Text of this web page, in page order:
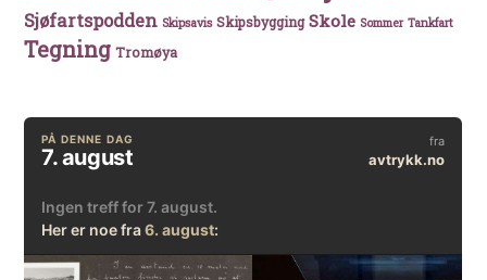
Sjøfartspodden Skipsavis Skipsbygging Skole Sommer Tankfart
Tegning Tromøya